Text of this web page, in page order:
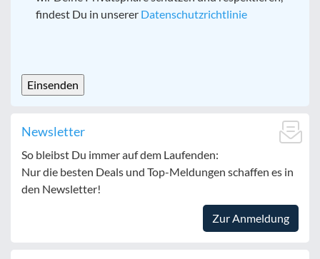
findest Du in unserer Datenschutzrichtlinie
Newsletter
So bleibst Du immer auf dem Laufenden:
Nur die besten Deals und Top-Meldungen schaffen es in
den Newsletter!
Zur Anmeldung